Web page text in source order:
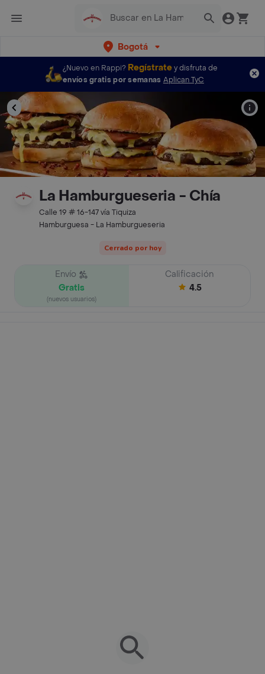
Bogotá
¿Nuevo en Rappi? Regístratey disfruta de
envíos gratis por semanas Aplican TyC
La Hamburgueseria - Chía
Calle 19 # 16-147 vía Tiquiza
Hamburguesa - La Hamburgueseria
Cerrado por hoy
Envío
Gratis
(nuevos usuarios)
Calificación
4.5